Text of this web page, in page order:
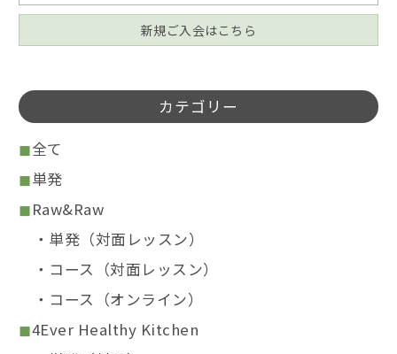
新規ご入会はこちら
カテゴリー
全て
単発
Raw&Raw
単発（対面レッスン）
コース（対面レッスン）
コース（オンライン）
4Ever Healthy Kitchen